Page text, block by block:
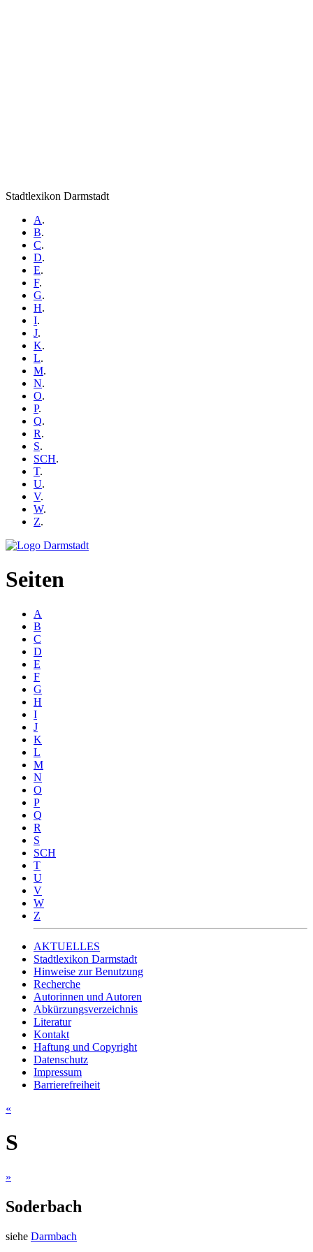
Stadtlexikon Darmstadt
A.
B.
C.
D.
E.
F.
G.
H.
I.
J.
K.
L.
M.
N.
O.
P.
Q.
R.
S.
SCH.
T.
U.
V.
W.
Z.
Seiten
A
B
C
D
E
F
G
H
I
J
K
L
M
N
O
P
Q
R
S
SCH
T
U
V
W
Z
AKTUELLES
Stadtlexikon Darmstadt
Hinweise zur Benutzung
Recherche
Autorinnen und Autoren
Abkürzungsverzeichnis
Literatur
Kontakt
Haftung und Copyright
Datenschutz
Impressum
Barrierefreiheit
«
S
»
Soderbach
siehe Darmbach